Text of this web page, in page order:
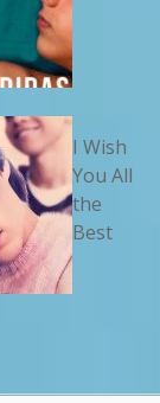
I Wish
You All
the
Best